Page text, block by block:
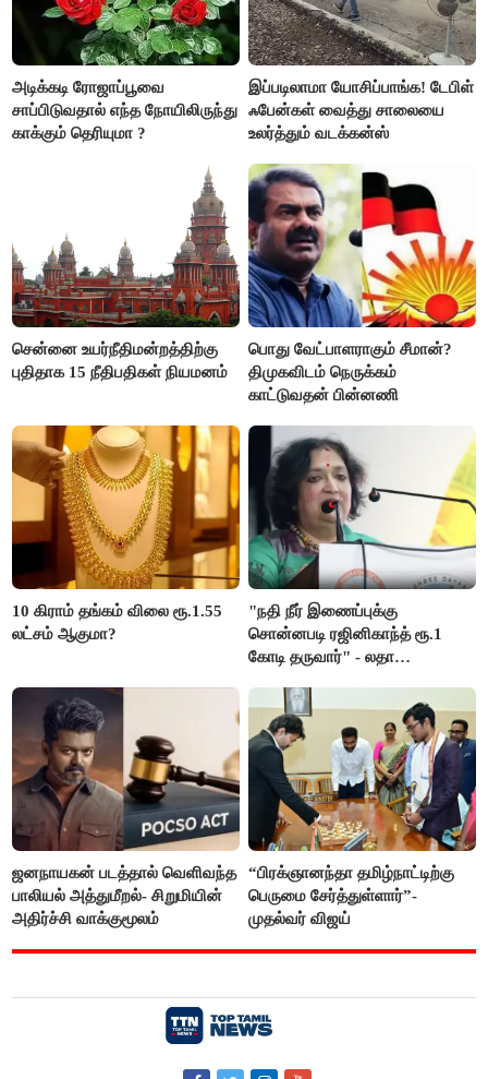
அடிக்கடி ரோஜாப்பூவை
சாப்பிடுவதால் எந்த நோயிலிருந்து
காக்கும் தெரியுமா ?
இப்படிலாமா யோசிப்பாங்க! டேபிள்
ஃபேன்கள் வைத்து சாலையை
உலர்த்தும் வடக்கன்ஸ்
சென்னை உயர்நீதிமன்றத்திற்கு
புதிதாக 15 நீதிபதிகள் நியமனம்
பொது வேட்பாளராகும் சீமான்?
திமுகவிடம் நெருக்கம்
காட்டுவதன் பின்னணி
10 கிராம் தங்கம் விலை ரூ.1.55
லட்சம் ஆகுமா?
"நதி நீர் இணைப்புக்கு
சொன்னபடி ரஜினிகாந்த் ரூ.1
கோடி தருவார்" - லதா
ஜனநாயகன் படத்தால் வெளிவந்த
பாலியல் அத்துமீறல்- சிறுமியின்
அதிர்ச்சி வாக்குமூலம்
“பிரக்ஞானந்தா தமிழ்நாட்டிற்கு
பெருமை சேர்த்துள்ளார்”-
முதல்வர் விஜய்